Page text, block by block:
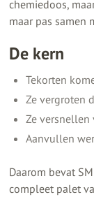
chemiedoos,
maar pas samen
De kern
Tekorten
Ze vergroten
Ze versnellen
Aanvullen
Daarom bevat
compleet palet